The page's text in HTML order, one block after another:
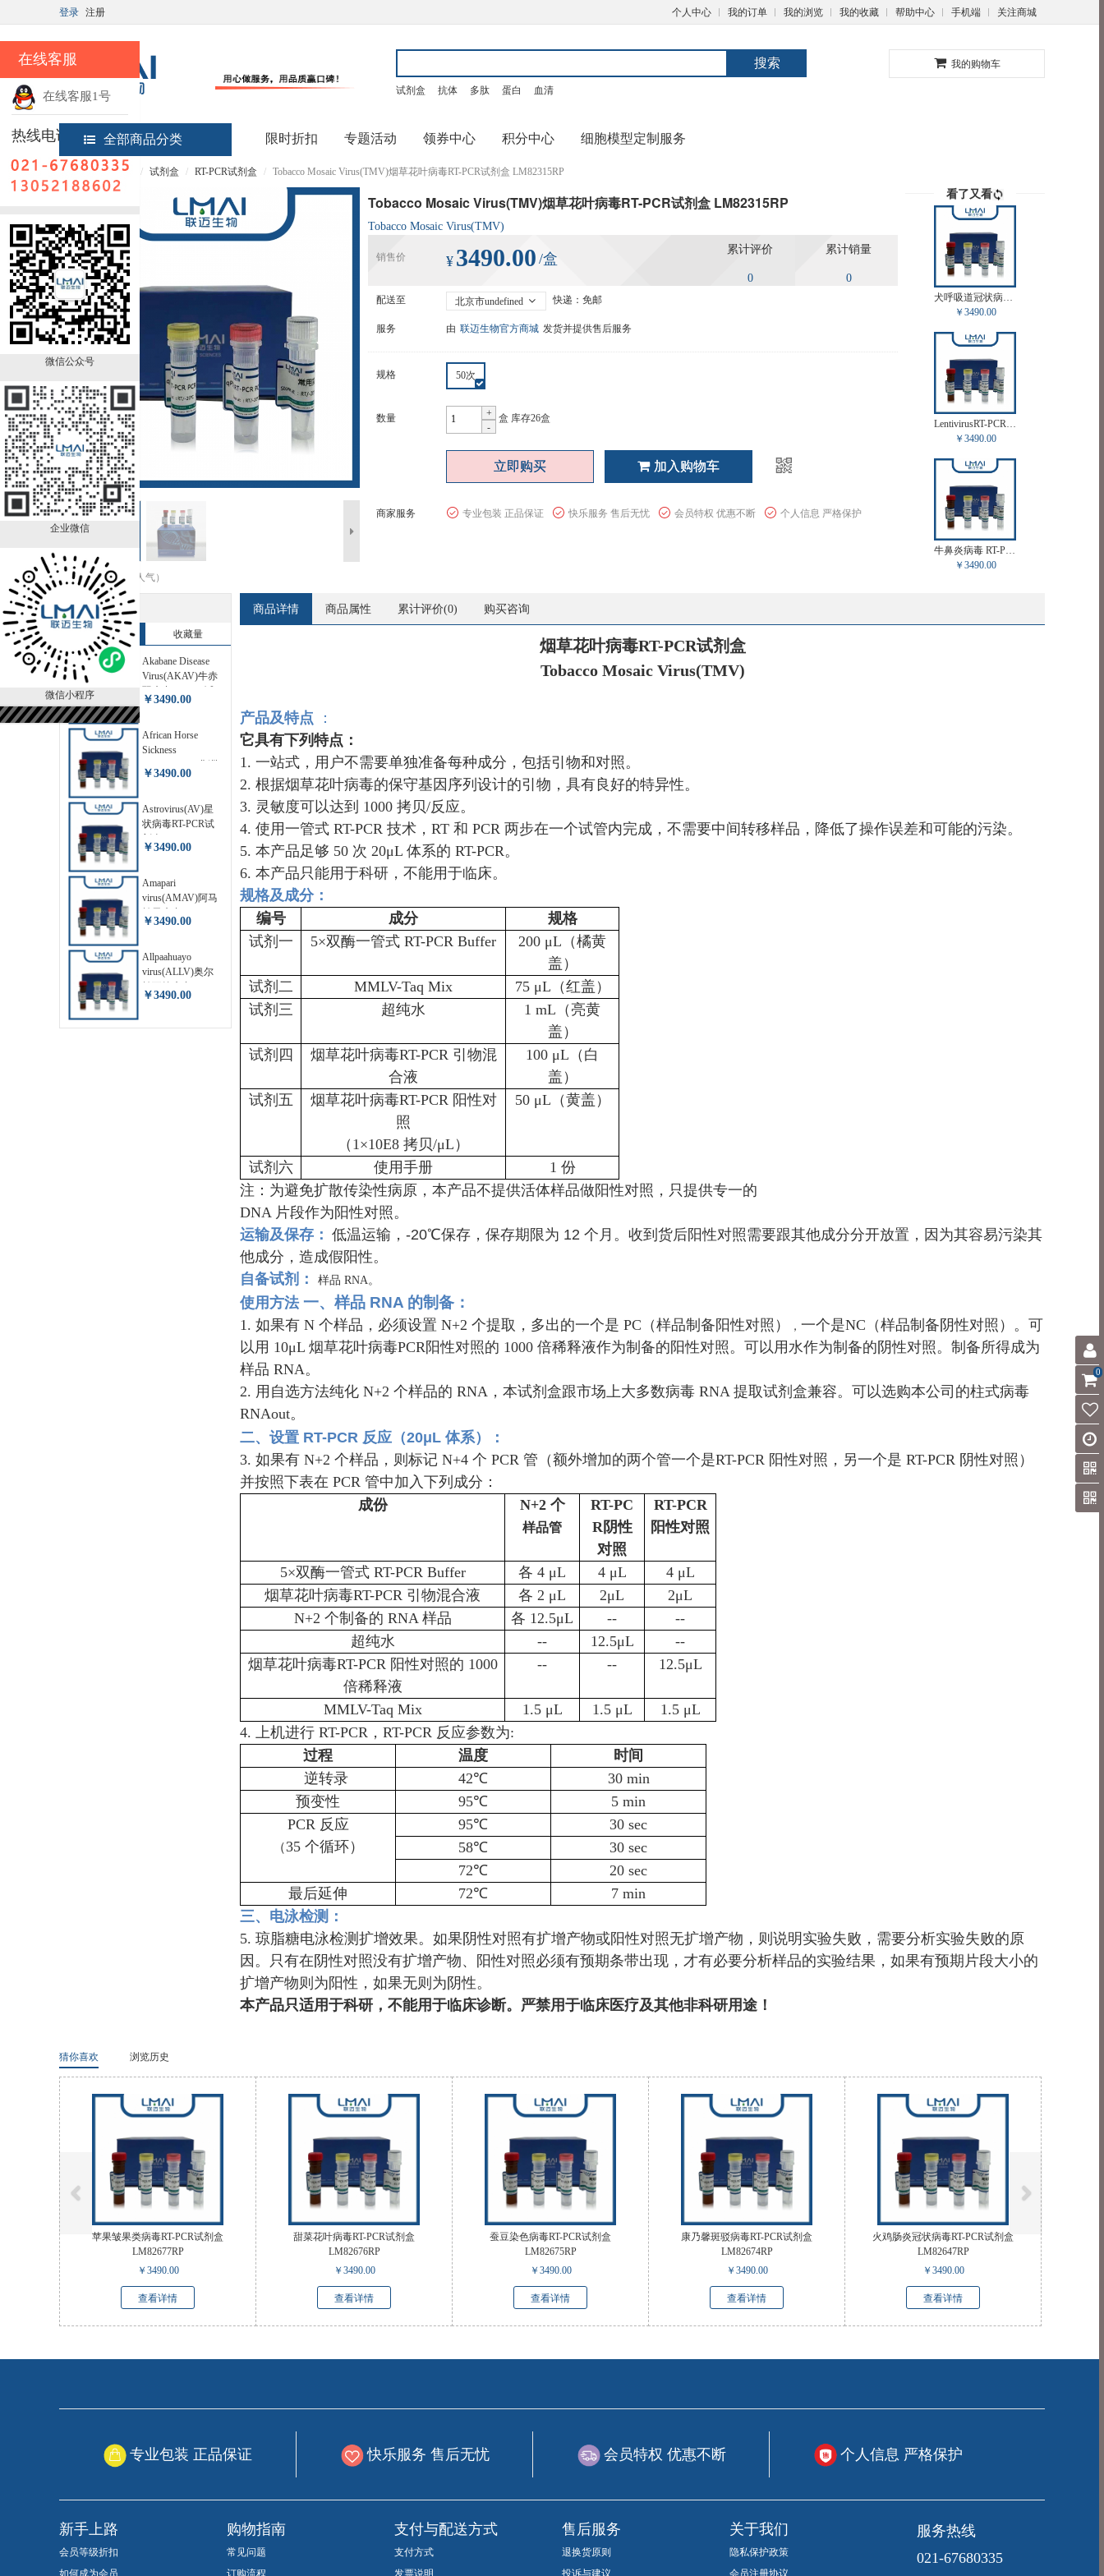
在线客服
在线客服1号
热线电话
微信公众号
企业微信
微信小程序
登录 注册 个人中心 我的订单 我的浏览 我的收藏 帮助中心 手机端 关注商城
搜索
试剂盒 抗体 多肽 蛋白 血清
我的购物车
全部商品分类 限时折扣 专题活动 领券中心 积分中心 细胞模型定制服务
首页 实验试剂 试剂盒 RT-PCR试剂盒 Tobacco Mosaic Virus(TMV)烟草花叶病毒RT-PCR试剂盒 LM82315RP
收藏商品（0人气）
Tobacco Mosaic Virus(TMV)烟草花叶病毒RT-PCR试剂盒 LM82315RP
Tobacco Mosaic Virus(TMV)
销售价 ¥ 3490.00 /盒
累计评价
0
累计销量
0
配送至 北京市undefined 快递：免邮
服务 由 联迈生物官方商城 发货并提供售后服务
规格 50次
数量
+
-
盒 库存26盒
立即购买 加入购物车
商家服务 专业包装 正品保证 快乐服务 售后无忧 会员特权 优惠不断 个人信息 严格保护
看了又看
犬呼吸道冠状病毒病毒RT-PCR试剂盒 LM82372RP
￥3490.00
LentivirusRT-PCR试剂盒 LM82679RP
￥3490.00
牛鼻炎病毒 RT-PCR试剂盒 LM82648RP
￥3490.00
热销排行榜
销售量 收藏量
Akabane Disease
Virus(AKAV)牛赤
剂盒 LM81815RP
￥3490.00
African Horse
Sickness
马瘟病毒RT-PCR
LM81814RP
￥3490.00
Astrovirus(AV)星
状病毒RT-PCR试
￥3490.00
Amapari
virus(AMAV)阿马
试剂盒
￥3490.00
Allpaahuayo
virus(ALLV)奥尔
PCR试剂盒
￥3490.00
商品详情 商品属性 累计评价(0) 购买咨询
烟草花叶病毒RT-PCR试剂盒
Tobacco Mosaic Virus(TMV)
产品及特点 ：
它具有下列特点：
1. 一站式，用户不需要单独准备每种成分，包括引物和对照。
2. 根据烟草花叶病毒的保守基因序列设计的引物，具有良好的特异性。
3. 灵敏度可以达到 1000 拷贝/反应。
4. 使用一管式 RT-PCR 技术，RT 和 PCR 两步在一个试管内完成，不需要中间转移样品，降低了操作误差和可能的污染。
5. 本产品足够 50 次 20μL 体系的 RT-PCR。
6. 本产品只能用于科研，不能用于临床。
规格及成分：
编号
成分
规格
试剂一
5×双酶一管式 RT-PCR Buffer
200 μL（橘黄
盖）
试剂二
MMLV-Taq Mix
75 μL（红盖）
试剂三
超纯水
1 mL（亮黄
盖）
试剂四
烟草花叶病毒RT-PCR 引物混
合液
100 μL（白
盖）
试剂五
烟草花叶病毒RT-PCR 阳性对
照
（1×10E8 拷贝/μL）
50 μL（黄盖）
试剂六 使用手册
1 份
注：为避免扩散传染性病原，本产品不提供活体样品做阳性对照，只提供专一的
DNA 片段作为阳性对照。
运输及保存 ： 低温运输，-20℃保存，保存期限为 12 个月。收到货后阳性对照需要跟其他成分分开放置，因为其容易污染其
他成分，造成假阳性。
自备试剂 ： 样品 RNA。
使用方法一、样品 RNA 的制备 ：
1. 如果有 N 个样品，必须设置 N+2 个提取，多出的一个是 PC（样品制备阳性对照） ， 一个是NC（样品制备阴性对照）。可
以用 10μL 烟草花叶病毒PCR阳性对照的 1000 倍稀释液作为制备的阳性对照。可以用水作为制备的阴性对照。制备所得成为
样品 RNA。
2. 用自选方法纯化 N+2 个样品的 RNA，本试剂盒跟市场上大多数病毒 RNA 提取试剂盒兼容。可以选购本公司的柱式病毒
RNAout。
二、设置 RT-PCR 反应（20μL 体系）
：
3. 如果有 N+2 个样品，则标记 N+4 个 PCR 管（额外增加的两个管一个是RT-PCR 阳性对照，另一个是 RT-PCR 阴性对照）
并按照下表在 PCR 管中加入下列成分：
成份
N+2 个
样品管
RT-PC
R阴性
对照
RT-PCR
阳性对照
5×双酶一管式 RT-PCR Buffer 各 4 μL 4 μL
4 μL
烟草花叶病毒RT-PCR 引物混合液
各 2 μL 2μL
2μL
N+2 个制备的 RNA 样品
各 12.5μL --
--
超纯水
-- 12.5μL
--
烟草花叶病毒RT-PCR 阳性对照的 1000
倍稀释液
-- -- 12.5μL
MMLV-Taq Mix 1.5 μL 1.5 μL
1.5 μL
4. 上机进行 RT-PCR，RT-PCR 反应参数为:
过程
温度
时间
逆转录
42℃
30 min
预变性
95℃
5 min
PCR 反应
（35 个循环）
95℃
30 sec
58℃
30 sec
72℃
20 sec
最后延伸
72℃
7 min
三、电泳检测 ：
5. 琼脂糖电泳检测扩增效果。如果阴性对照有扩增产物或阳性对照无扩增产物，则说明实验失败，需要分析实验失败的原
因。只有在阴性对照没有扩增产物、阳性对照必须有预期条带出现，才有必要分析样品的实验结果，如果有预期片段大小的
扩增产物则为阳性，如果无则为阴性。
本产品只适用于科研，不能用于临床诊断。严禁用于临床医疗及其他非科研用途！
猜你喜欢 浏览历史
苹果皱果类病毒RT-PCR试剂盒
LM82677RP
￥ 3490.00
查看详情
甜菜花叶病毒RT-PCR试剂盒
LM82676RP
￥ 3490.00
查看详情
蚕豆染色病毒RT-PCR试剂盒
LM82675RP
￥ 3490.00
查看详情
康乃馨斑驳病毒RT-PCR试剂盒
LM82674RP
￥ 3490.00
查看详情
火鸡肠炎冠状病毒RT-PCR试剂盒
LM82647RP
￥ 3490.00
查看详情
专业包装 正品保证 快乐服务 售后无忧 会员特权 优惠不断 个人信息 严格保护
新手上路
会员等级折扣
如何成为会员
购物指南
常见问题
订购流程
支付与配送方式
支付方式
发票说明
售后服务
退换货原则
投诉与建议
关于我们
隐私保护政策
会员注册协议
服务热线
021-67680335
0